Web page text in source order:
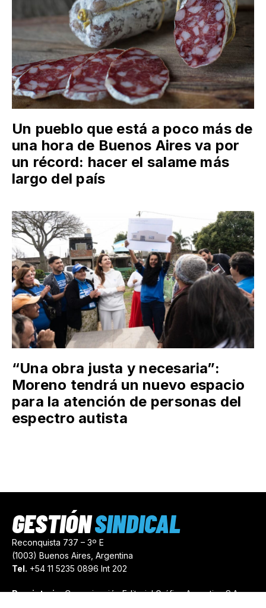
Un pueblo que está a poco más de
una hora de Buenos Aires va por
un récord: hacer el salame más
largo del país
“Una obra justa y necesaria”:
Moreno tendrá un nuevo espacio
para la atención de personas del
espectro autista
Reconquista 737 – 3º E
(1003) Buenos Aires, Argentina
Tel. +54 11 5235 0896 Int 202
Propietario:Comunicación Editorial Gráfica Argentina S.A.
GESTIÓNSINDICAL